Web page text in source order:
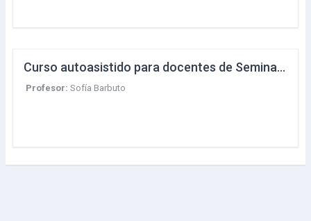
Curso autoasistido para docentes de Seminarios Virtuales
Profesor:Sofía Barbuto